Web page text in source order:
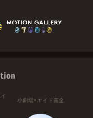
小劇場・エイド基金